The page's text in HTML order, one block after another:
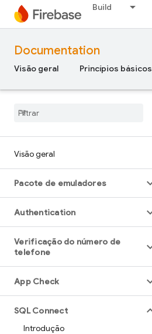
Build
Documentation
Visão geral Princípios básicos
Visão geral
Pacote de emuladores
Authentication
Verificação do número de
telefone
App Check
SQL Connect
Introdução